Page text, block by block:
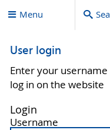
Menu
User login
Enter your
log in on the website
Login
Username